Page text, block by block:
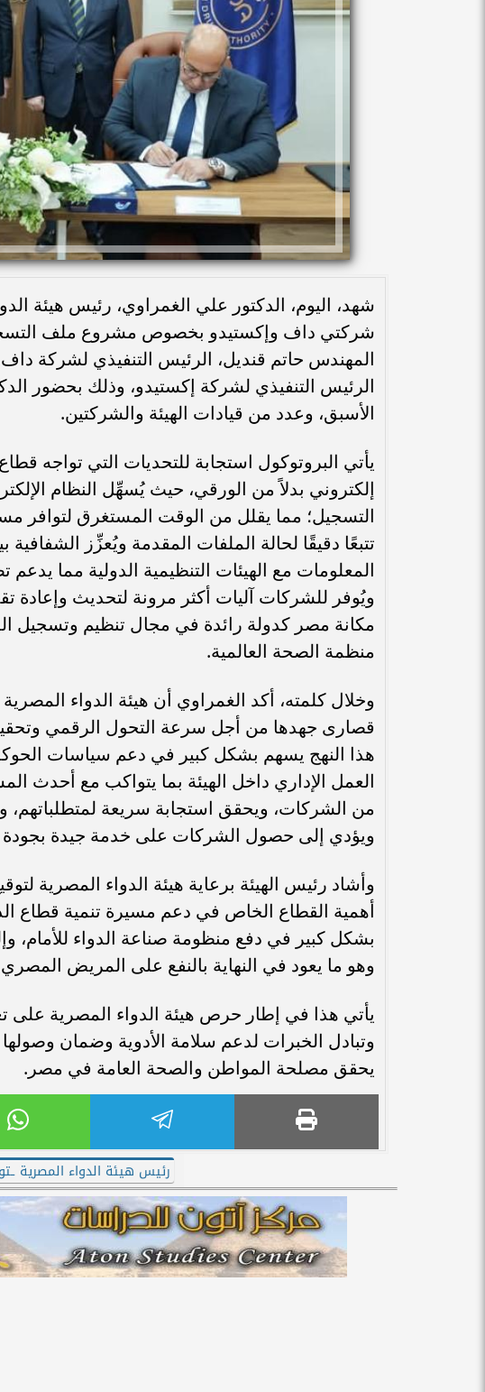
شهد، اليوم، الدكتور علي الغمراوي، رئيس هيئة
المهندس حاتم قنديل، الرئيس التنفيذي لشركة
الرئيس التنفيذي لشركة إكستيدو، وذلك بحضور
الأسبق، وعدد من قيادات الهيئة والشركتين.
يأتي البروتوكول استجابة للتحديات التي تواجه
إلكتروني بدلاً من الورقي، حيث يُسهِّل النظام
التسجيل؛ مما يقلل من الوقت المستغرق
تتبعًا دقيقًا لحالة الملفات المقدمة ويُعزِّز
المعلومات مع الهيئات التنظيمية الدولية مما يدعم
ويُوفر للشركات آليات أكثر مرونة لتحديث وإعادة
مكانة مصر كدولة رائدة في مجال تنظيم وتسجيل
منظمة الصحة العالمية.
وخلال كلمته، أكد الغمراوي أن هيئة الدواء
قصارى جهدها من أجل سرعة التحول الرقمي
هذا النهج يسهم بشكل كبير في دعم سياسات
العمل الإداري داخل الهيئة بما يتواكب مع أحدث
من الشركات، ويحقق استجابة سريعة لمتطلباتهم،
ويؤدي إلى حصول الشركات على خدمة جيدة بجودة
وأشاد رئيس الهيئة برعاية هيئة الدواء المصرية
أهمية القطاع الخاص في دعم مسيرة تنمية قطاع
بشكل كبير في دفع منظومة صناعة الدواء للأمام،
وهو ما يعود في النهاية بالنفع على المريض
يأتي هذا في إطار حرص هيئة الدواء المصرية على
وتبادل الخبرات لدعم سلامة الأدوية وضمان
يحقق مصلحة المواطن والصحة العامة في مصر.
رئيس هيئة الدواء المصرية